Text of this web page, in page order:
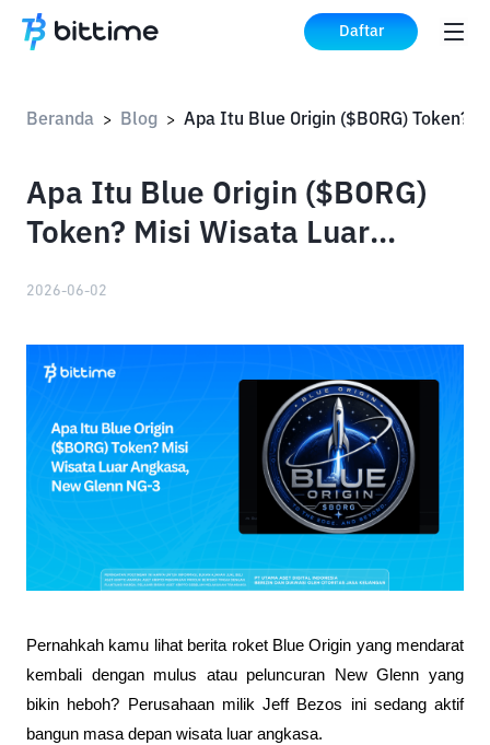
Daftar
Beranda > Blog >
Apa Itu Blue Origin ($BORG)
Token? Misi Wisata Luar
2026-06-02
Pernahkah kamu lihat berita roket Blue Origin yang mendarat
kembali dengan mulus atau peluncuran New Glenn yang
bikin heboh? Perusahaan milik Jeff Bezos ini sedang aktif
bangun masa depan wisata luar angkasa.